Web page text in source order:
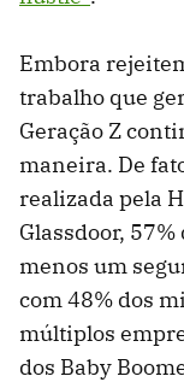
Embora
trabalho que
Geração Z
maneira. De
realizada pela
Glassdoor,
menos um
com 48% dos
múltiplos
dos Baby